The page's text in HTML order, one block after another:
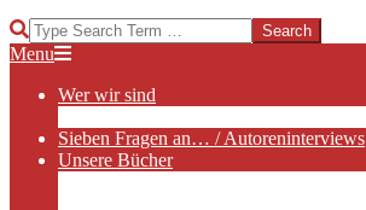
TEXTGEMEINSCHAFT
Search
Primary
Menu
Menu
Wer wir sind
Sieben Fragen an… / Autoreninterviews
Unsere Bücher